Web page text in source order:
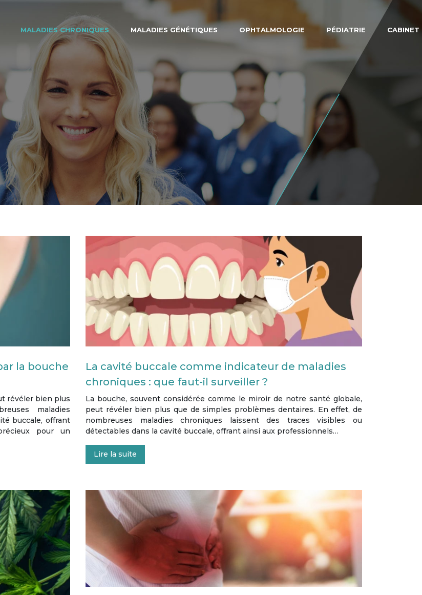
MALADIES CHRONIQUES MALADIES GÉNÉTIQUES OPHTALMOLOGIE PÉDIATRIE CABINET
la bouche
révéler bien plus
maladies
buccale, offrant
pour un
La cavité buccale comme indicateur de maladies
chroniques : que faut-il surveiller ?
La bouche, souvent considérée comme le miroir de notre santé globale,
peut révéler bien plus que de simples problèmes dentaires. En effet, de
nombreuses maladies chroniques laissent des traces visibles ou
détectables dans la cavité buccale, offrant ainsi aux professionnels…
Lire la suite